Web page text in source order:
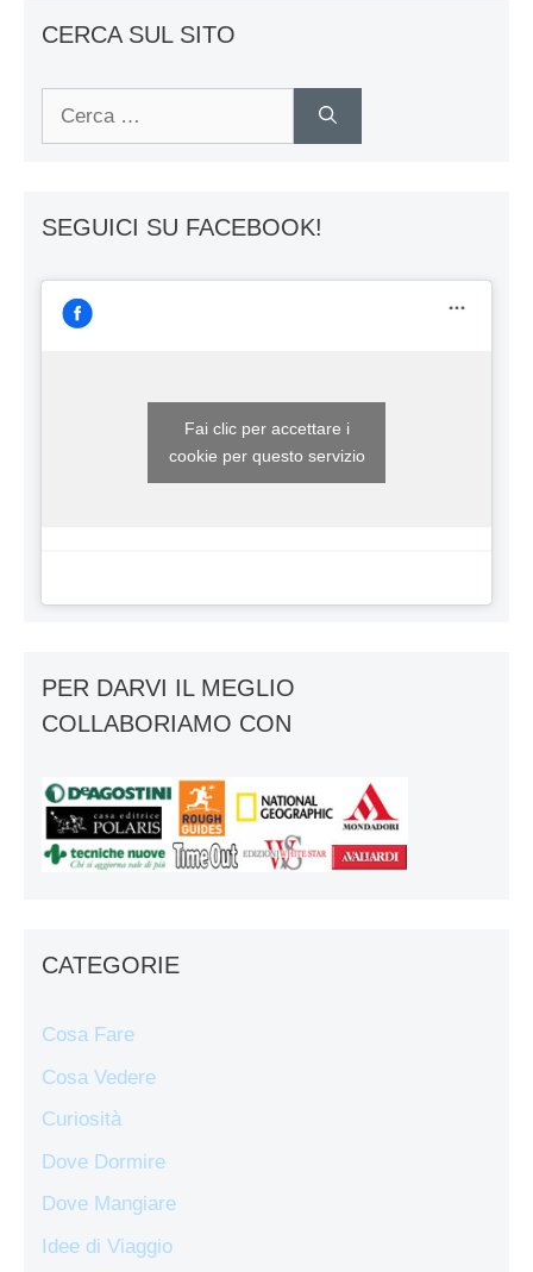
CERCA SUL SITO
Ricerca
SEGUICI SU FACEBOOK!
Fai clic per accettare i
cookie per questo servizio
PER DARVI IL MEGLIO
COLLABORIAMO CON
CATEGORIE
Cosa Fare
Cosa Vedere
Curiosità
Dove Dormire
Dove Mangiare
Idee di Viaggio